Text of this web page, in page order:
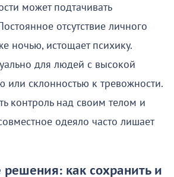
может подтачивать
отсутствие личного
ночью, истощает психику.
для людей с высокой
или склонностью к тревожности.
контроль над своим телом и
одеяло часто лишает
решения: как сохранить и